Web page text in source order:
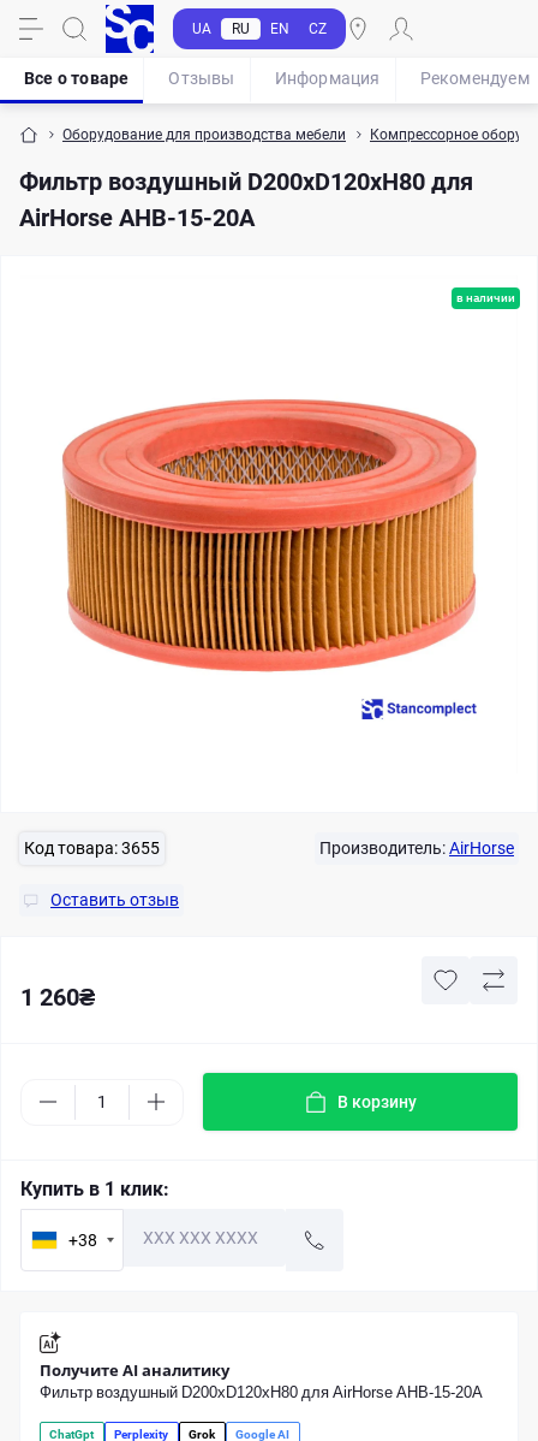
UA RU EN CZ
Оборудование для производства мебели Компрессорное
Фильтр воздушный D200хD120хH80 для
AirHorse AHB-15-20A
Все о товаре Отзывы Информация Рекомендуем
в наличии
Код товара:3655 Производитель:AirHorse
Оставить отзыв
1 260₴
В корзину
Купить в 1 клик:
+38
Получите AI аналитику
Фильтр воздушный D200хD120хH80 для AirHorse AHB-15-20A
ChatGpt Perplexity Grok Google AI